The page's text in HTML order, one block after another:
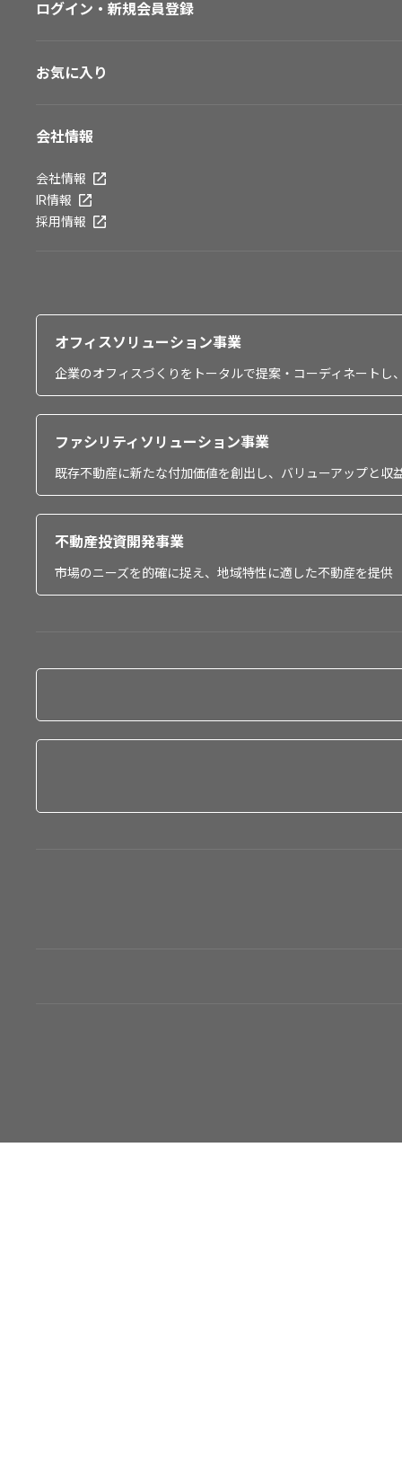
ログイン・新規会員登録
お気に入り
会社情報
会社情報
IR情報
採用情報
オフィスソリューション事業
企業のオフィスづくりをトータルで提案・コーディネート
ファシリティソリューション事業
既存不動産に新たな付加価値を創出し、バリューアップと収
不動産投資開発事業
市場のニーズを的確に捉え、地域特性に適した不動産を提供